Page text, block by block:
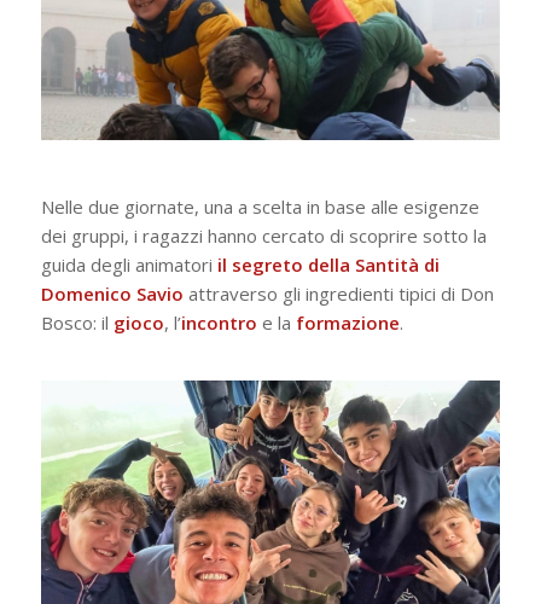
Nelle due giornate, una a scelta in base alle esigenze
dei gruppi, i ragazzi hanno cercato di scoprire sotto la
guida degli animatori il segreto della Santità di
Domenico Savio attraverso gli ingredienti tipici di Don
Bosco: il gioco, l’incontro e la formazione.